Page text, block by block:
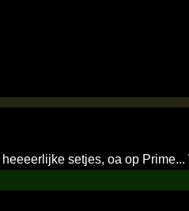
setjes, oa op Prime...